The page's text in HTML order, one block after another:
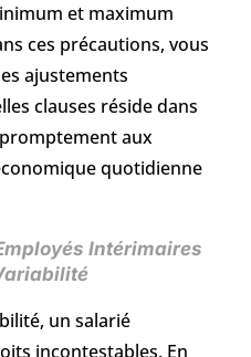
et maximum
ces précautions, vous
ajustements
clauses réside dans
aux
quotidienne
Intérimaires
un salarié
incontestables. En